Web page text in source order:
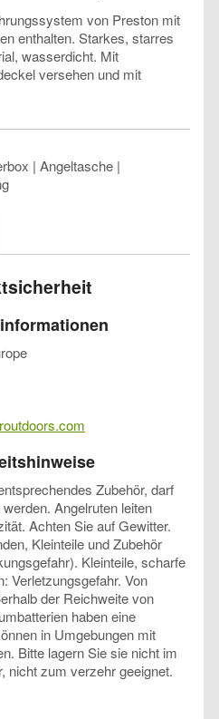
von Preston mit
enthalten. Starkes, starres
wasserdicht. Mit
versehen und mit
| Angeltasche |
Zubehör, darf
Angelruten leiten
Achten Sie auf Gewitter.
Kleinteile und Zubehör
Kleinteile, scharfe
Verletzungsgefahr. Von
der Reichweite von
haben eine
in Umgebungen mit
Bitte lagern Sie sie nicht im
nicht zum verzehr geeignet.